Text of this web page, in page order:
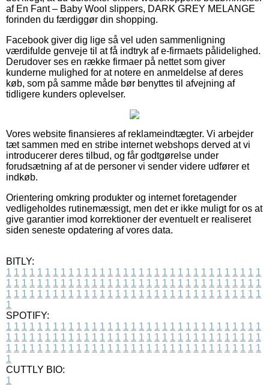
af En Fant – Baby Wool slippers, DARK GREY MELANGE
forinden du færdiggør din shopping.
Facebook giver dig lige så vel uden sammenligning
værdifulde genveje til at få indtryk af e-firmaets pålidelighed.
Derudover ses en række firmaer på nettet som giver
kunderne mulighed for at notere en anmeldelse af deres
køb, som på samme måde bør benyttes til afvejning af
tidligere kunders oplevelser.
Vores website finansieres af reklameindtægter. Vi arbejder
tæt sammen med en stribe internet webshops derved at vi
introducerer deres tilbud, og får godtgørelse under
forudsætning af at de personer vi sender videre udfører et
indkøb.
Orientering omkring produkter og internet foretagender
vedligeholdes rutinemæssigt, men det er ikke muligt for os at
give garantier imod korrektioner der eventuelt er realiseret
siden seneste opdatering af vores data.
BITLY:
1 1 1 1 1 1 1 1 1 1 1 1 1 1 1 1 1 1 1 1 1 1 1 1 1 1 1 1 1 1 1 1 1
1 1 1 1 1 1 1 1 1 1 1 1 1 1 1 1 1 1 1 1 1 1 1 1 1 1 1 1 1 1 1 1 1
1 1 1 1 1 1 1 1 1 1 1 1 1 1 1 1 1 1 1 1 1 1 1 1 1 1 1 1 1 1 1 1 1
1
SPOTIFY:
1 1 1 1 1 1 1 1 1 1 1 1 1 1 1 1 1 1 1 1 1 1 1 1 1 1 1 1 1 1 1 1 1
1 1 1 1 1 1 1 1 1 1 1 1 1 1 1 1 1 1 1 1 1 1 1 1 1 1 1 1 1 1 1 1 1
1 1 1 1 1 1 1 1 1 1 1 1 1 1 1 1 1 1 1 1 1 1 1 1 1 1 1 1 1 1 1 1 1
1
CUTTLY BIO:
1